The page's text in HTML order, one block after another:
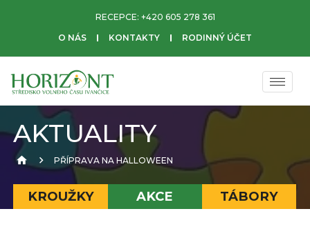
RECEPCE: +420 605 278 361
O NÁS
KONTAKTY RODINNÝ ÚČET
AKTUALITY
PŘÍPRAVA NA HALLOWEEN
KROUŽKY AKCE TÁBORY